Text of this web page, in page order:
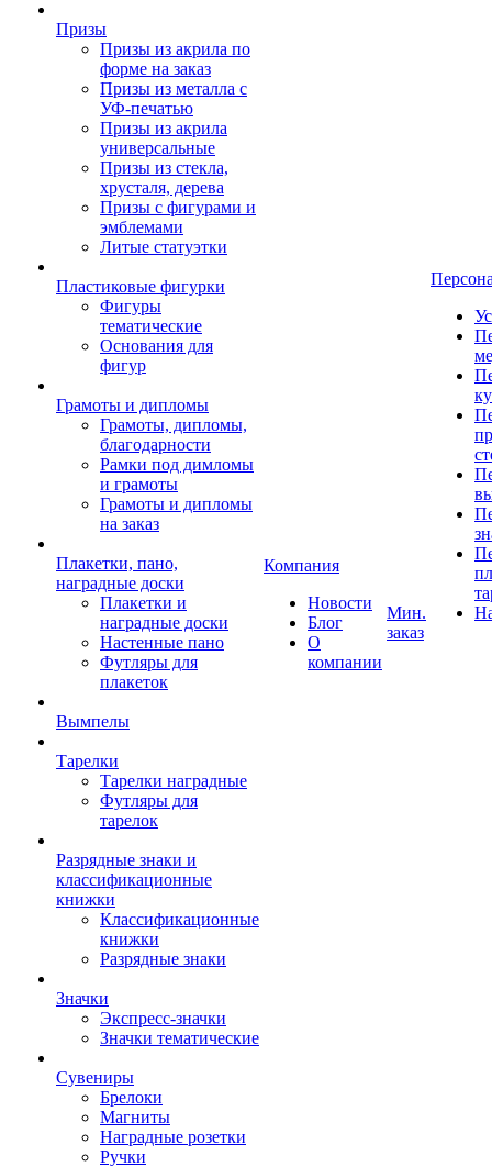
Призы
Призы из акрила по
форме на заказ
Призы из металла с
УФ-печатью
Призы из акрила
универсальные
Призы из стекла,
хрусталя, дерева
Призы с фигурами и
эмблемами
Литые статуэтки
Пластиковые фигурки
Фигуры
тематические
Основания для
фигур
Грамоты и дипломы
Грамоты, дипломы,
благодарности
Рамки под димломы
и грамоты
Грамоты и дипломы
на заказ
Плакетки, пано,
наградные доски
Плакетки и
наградные доски
Настенные пано
Футляры для
плакеток
Вымпелы
Тарелки
Тарелки наградные
Футляры для
тарелок
Разрядные знаки и
классификационные
книжки
Классификационные
книжки
Разрядные знаки
Значки
Экспресс-значки
Значки тематические
Сувениры
Брелоки
Магниты
Наградные розетки
Ручки
Компания
Новости
Блог
О
компании
Мин.
заказ